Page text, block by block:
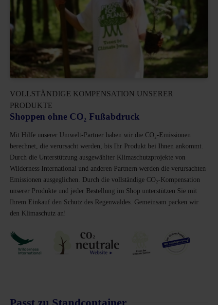
VOLLSTÄNDIGE KOMPENSATION UNSERER
PRODUKTE
Shoppen ohne CO₂ Fußabdruck
Mit Hilfe unserer Umwelt-Partner haben wir die CO₂-Emissionen
berechnet, die verursacht werden, bis Ihr Produkt bei Ihnen ankommt.
Durch die Unterstützung ausgewählter Klimaschutzprojekte von
Wilderness International und anderen Partnern werden die verursachten
Emissionen ausgeglichen. Durch die vollständige CO₂-Kompensation
unserer Produkte und jeder Bestellung im Shop unterstützen Sie mit
Ihrem Einkauf den Schutz des Regenwaldes. Gemeinsam packen wir
den Klimaschutz an!
Passt zu Standcontainer